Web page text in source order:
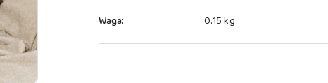
Waga: 0.15 kg